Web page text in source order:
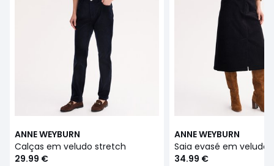
ANNE WEYBURN
Calças em veludo stretch
29.99 €
ANNE WEYBURN
Saia evasé em veludo
34.99 €